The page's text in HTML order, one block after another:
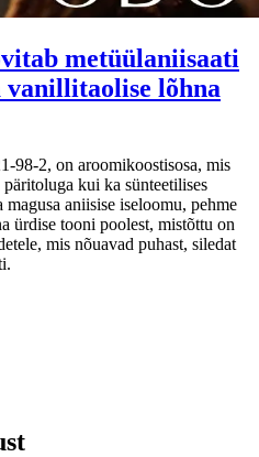
metüülaniisaati
vanillitaolise lõhna
98-2, on aroomikoostisosa, mis
kui ka sünteetilises
magusa aniisise iseloomu, pehme
ürdise tooni poolest, mistõttu on
mis nõuavad puhast, siledat